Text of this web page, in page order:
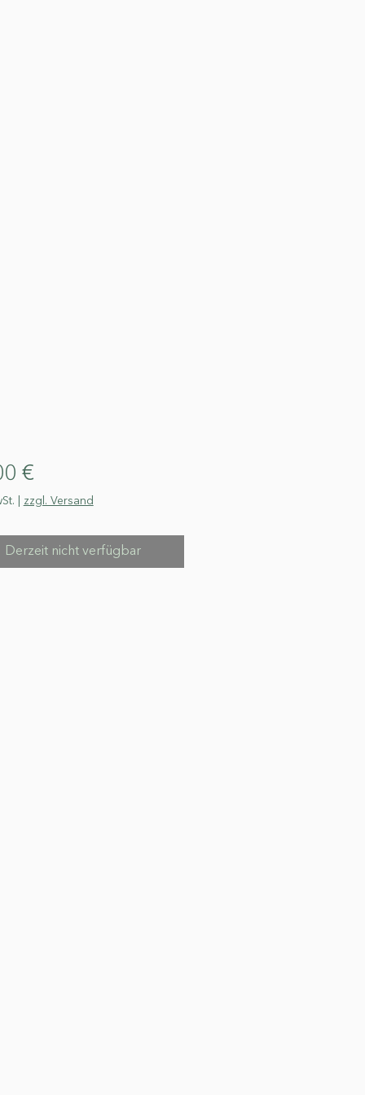
€Preis
zzgl. Versand
Derzeit nicht verfügbar